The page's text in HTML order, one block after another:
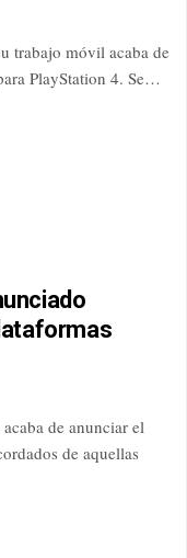
trabajo móvil acaba de
PlayStation 4. Se…
de anunciar el
de aquellas